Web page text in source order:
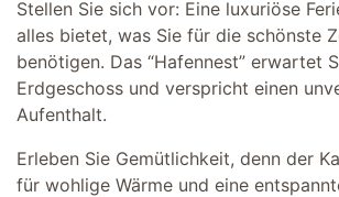
Stellen Sie sich vor: Eine luxuriöse
alles bietet, was Sie für die schönste
benötigen. Das “Hafennest” erwartet
Erdgeschoss und verspricht einen
Aufenthalt.
Erleben Sie Gemütlichkeit, denn der
für wohlige Wärme und eine